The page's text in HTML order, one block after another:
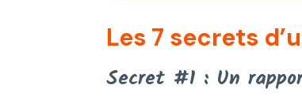
Les 7 secrets
Secret #1 : Un